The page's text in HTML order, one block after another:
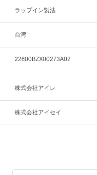
ラップイン製法
台湾
22600BZX00273A02
株式会社アイレ
株式会社アイセイ